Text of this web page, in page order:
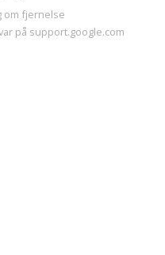
om fjernelse
på support.google.com